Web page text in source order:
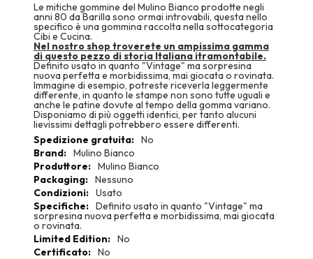
Le mitiche gommine del Mulino Bianco prodotte negli
anni 80 da Barilla sono ormai introvabili, questa nello
specifico è una gommina raccolta nella sottocategoria
Cibi e Cucina.
Nel nostro shop troverete un ampissima gamma
di questo pezzo di storia Italiana itramontabile.
Definito usato in quanto "Vintage" ma sorpresina
nuova perfetta e morbidissima, mai giocata o rovinata.
Immagine di esempio, potreste riceverla leggermente
differente, in quanto le stampe non sono tutte uguali e
anche le patine dovute al tempo della gomma variano.
Disponiamo di più oggetti identici, per tanto alucuni
lievissimi dettagli potrebbero essere differenti.
More
Information
No
Mulino Bianco
Mulino Bianco
Nessuno
Usato
Definito usato in quanto "Vintage" ma
sorpresina nuova perfetta e morbidissima, mai giocata
o rovinata.
No
No